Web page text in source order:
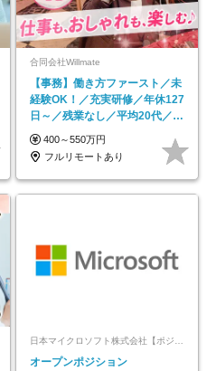
合同会社Willmate
【事務】働き方ファースト／未
経験OK！／充実研修／年休127
日～／残業なし／平均20代／リ
モートOK
400～550万円
フルリモートあり
日本マイクロソフト株式会社【ポジションマッチ登録】
オープンポジション